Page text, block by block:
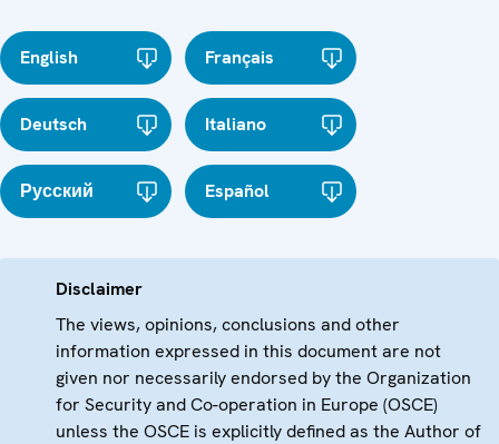
English Français
Deutsch Italiano
Русский Español
Disclaimer
The views, opinions, conclusions and other
information expressed in this document are not
given nor necessarily endorsed by the Organization
for Security and Co-operation in Europe (OSCE)
unless the OSCE is explicitly defined as the Author of